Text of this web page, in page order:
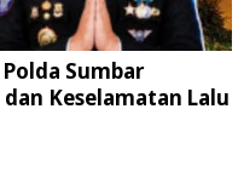
Sumbar
Keselamatan Lalu